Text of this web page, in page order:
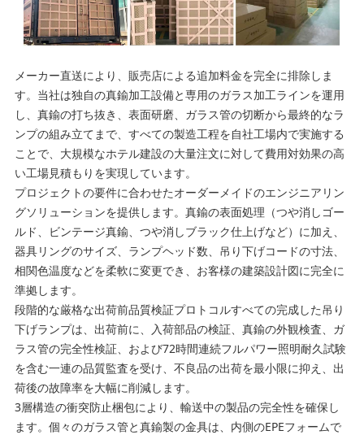
メーカー直送により、販売店による追加料金を完全に排除しま
す。当社は独自の真鍮加工設備と専用のガラス加工ラインを運用
し、真鍮の打ち抜き、表面研磨、ガラス管の切断から最終的なラ
ンプの組み立てまで、すべての製造工程を自社工場内で実施する
ことで、大規模なホテル建設の大量注文に対して費用対効果の高
い工場見積もりを実現しています。
プロジェクトの要件に合わせたオーダーメイドのエンジニアリン
グソリューションを提供します。真鍮の表面処理（つや消しゴー
ルド、ビンテージ真鍮、つや消しブラック仕上げなど）に加え、
器具リングのサイズ、ランプヘッド数、吊り下げコードの寸法、
相関色温度などを柔軟に変更でき、お客様の建築設計図に完全に
準拠します。
段階的な厳格な出荷前品質検証プロトコルすべての完成した吊り
下げランプは、出荷前に、入荷部品の検証、真鍮の外観検査、ガ
ラス管の完全性検証、および72時間連続フルパワー照明耐久試験
を含む一連の品質監査を受け、不良品の出荷を最小限に抑え、出
荷後の故障率を大幅に削減します。
3層構造の衝突防止梱包により、輸送中の製品の完全性を確保し
ます。個々のガラス管と真鍮製の金具は、内側のEPEフォームで